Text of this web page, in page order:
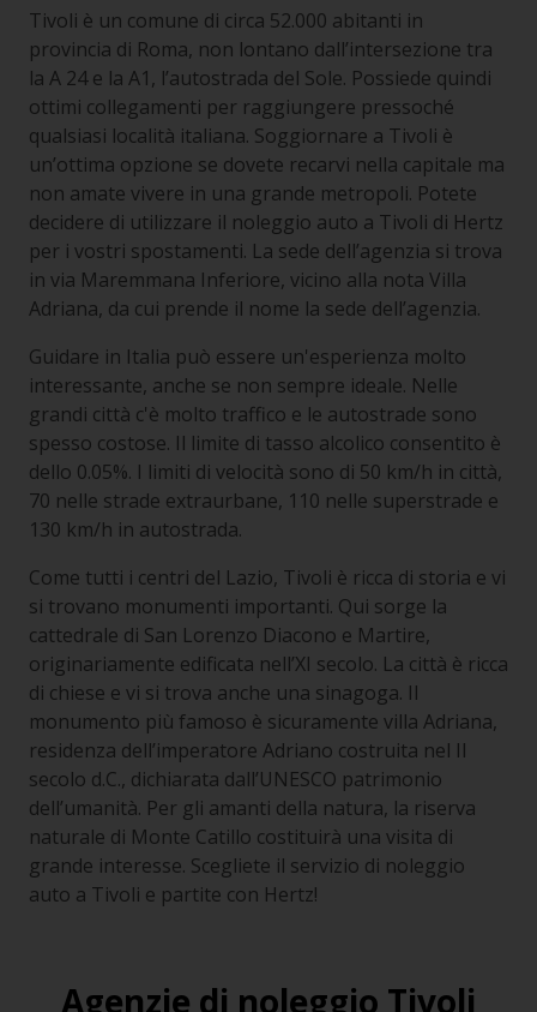
Tivoli è un comune di circa 52.000 abitanti in
provincia di Roma, non lontano dall’intersezione tra
la A 24 e la A1, l’autostrada del Sole. Possiede quindi
ottimi collegamenti per raggiungere pressoché
qualsiasi località italiana. Soggiornare a Tivoli è
un’ottima opzione se dovete recarvi nella capitale ma
non amate vivere in una grande metropoli. Potete
decidere di utilizzare il noleggio auto a Tivoli di Hertz
per i vostri spostamenti. La sede dell’agenzia si trova
in via Maremmana Inferiore, vicino alla nota Villa
Adriana, da cui prende il nome la sede dell’agenzia.
Guidare in Italia può essere un'esperienza molto
interessante, anche se non sempre ideale. Nelle
grandi città c'è molto traffico e le autostrade sono
spesso costose. Il limite di tasso alcolico consentito è
dello 0.05%. I limiti di velocità sono di 50 km/h in città,
70 nelle strade extraurbane, 110 nelle superstrade e
130 km/h in autostrada.
Come tutti i centri del Lazio, Tivoli è ricca di storia e vi
si trovano monumenti importanti. Qui sorge la
cattedrale di San Lorenzo Diacono e Martire,
originariamente edificata nell’XI secolo. La città è ricca
di chiese e vi si trova anche una sinagoga. Il
monumento più famoso è sicuramente villa Adriana,
residenza dell’imperatore Adriano costruita nel II
secolo d.C., dichiarata dall’UNESCO patrimonio
dell’umanità. Per gli amanti della natura, la riserva
naturale di Monte Catillo costituirà una visita di
grande interesse. Scegliete il servizio di noleggio
auto a Tivoli e partite con Hertz!
Agenzie di noleggio Tivoli